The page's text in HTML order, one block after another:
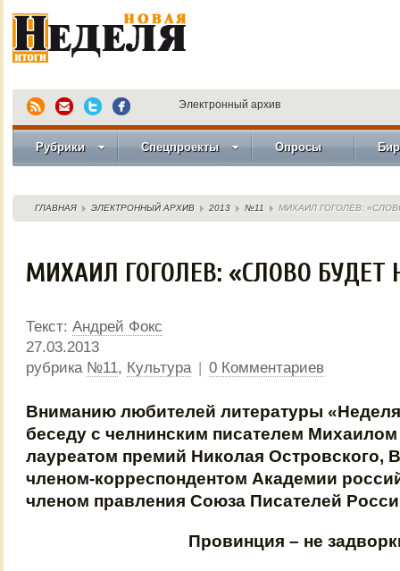
Электронный архив
Рубрики Спецпроекты Опросы
ГЛАВНАЯ ЭЛЕКТРОННЫЙ АРХИВ 2013 №11 МИХАИЛ ГОГОЛЕВ:
МИХАИЛ ГОГОЛЕВ: «СЛОВО БУДЕТ
Текст: Андрей Фокс
27.03.2013
рубрика №11, Культура | 0 Комментариев
Вниманию любителей литературы
беседу с челнинским писателем
лауреатом премий Николая Островского,
членом-корреспондентом Академии
членом правления Союза Писателей
Провинция – не